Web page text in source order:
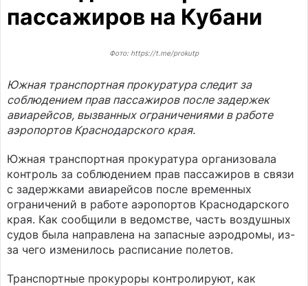
пассажиров на Кубани
Фото: https://t.me/prokutp
Южная транспортная прокуратура следит за
соблюдением прав пассажиров после задержек
авиарейсов, вызванных ограничениями в работе
аэропортов Краснодарского края.
Южная транспортная прокуратура организовала
контроль за соблюдением прав пассажиров в связи
с задержками авиарейсов после временных
ограничений в работе аэропортов Краснодарского
края. Как сообщили в ведомстве, часть воздушных
судов была направлена на запасные аэродромы, из-
за чего изменилось расписание полетов.
Транспортные прокуроры контролируют, как